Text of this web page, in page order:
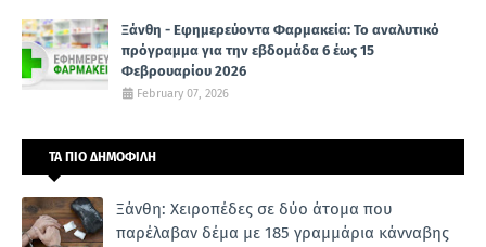
Ξάνθη - Εφημερεύοντα Φαρμακεία: Το αναλυτικό
πρόγραμμα για την εβδομάδα 6 έως 15
Φεβρουαρίου 2026
February 07, 2026
ΤΑ ΠΙΟ ΔΗΜΟΦΙΛΗ
Ξάνθη: Χειροπέδες σε δύο άτομα που
παρέλαβαν δέμα με 185 γραμμάρια κάνναβης